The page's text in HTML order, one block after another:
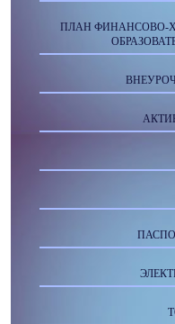
ПЛАН ФИНАНСОВО-